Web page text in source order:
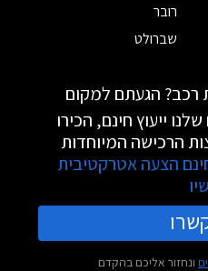
רובר
שברולט
רכב? הגעתם למקום
ייעוץ חינם, הכירו
הרכישה המיוחדות
הצעה אטרקטיבית
ונחזור אליכם בהקדם